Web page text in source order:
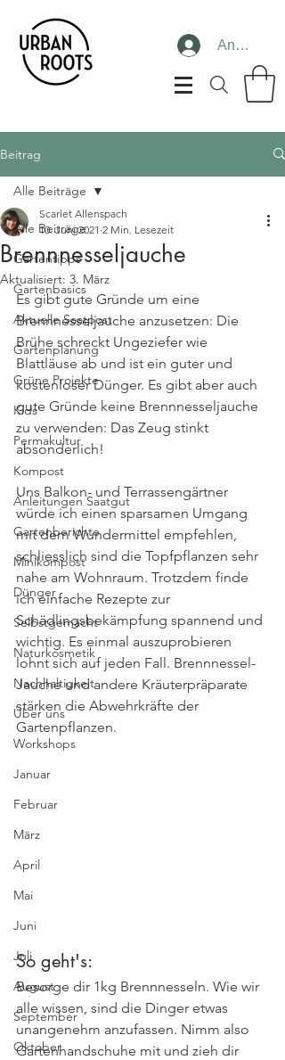
Anmelden
Beitrag
Alle Beiträge
Gartentipps
Gartenbasics
Aktuelle Saatpost
Gartenplanung
Grüne Projekte
Kids
Permakultur
Kompost
Anleitungen Saatgut
Gartenberichte
Minikompost
Dünger
Selbstgemacht
Naturkosmetik
Nachhaltigkeit
Über uns
Workshops
Januar
Februar
März
April
Mai
Juni
Juli
August
September
Oktober
Alle Beiträge
Brennnesseljauche
Scarlet Allenspach
10. Juni 2021 2 Min. Lesezeit
Aktualisiert: 3. März
Es gibt gute Gründe um eine
Brennnesseljauche anzusetzen: Die
Brühe schreckt Ungeziefer wie
Blattläuse ab und ist ein guter und
kostenloser Dünger. Es gibt aber auch
gute Gründe keine Brennnesseljauche
zu verwenden: Das Zeug stinkt
absonderlich!
Uns Balkon- und Terrassengärtner
würde ich einen sparsamen Umgang
mit dem Wundermittel empfehlen,
schliesslich sind die Topfpflanzen sehr
nahe am Wohnraum. Trotzdem finde
ich einfache Rezepte zur
Schädlingsbekämpfung spannend und
wichtig. Es einmal auszuprobieren
lohnt sich auf jeden Fall. Brennnessel-
Jauche und andere Kräuterpräparate
stärken die Abwehrkräfte der
Gartenpflanzen.
So geht's:
Besorge dir 1kg Brennnesseln. Wie wir
alle wissen, sind die Dinger etwas
unangenehm anzufassen. Nimm also
Gartenhandschuhe mit und zieh dir